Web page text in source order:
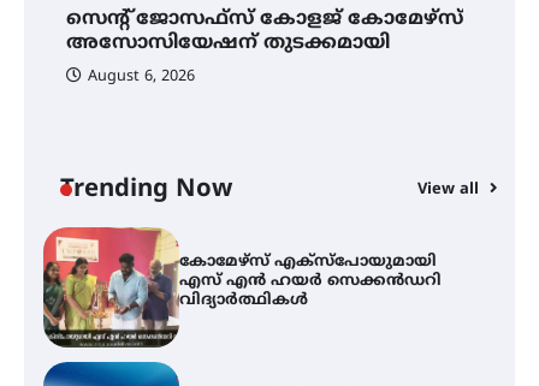
സെന്റ് ജോസഫ്സ് കോളജ് കോമേഴ്‌സ്
അസോസിയേഷന് തുടക്കമായി
August 6, 2026
Trending Now View all
കോമേഴ്‌സ് അസോസിയേഷന്
തുടക്കമായി
സർഗ്ഗസാഹിതി- കവിതാസംഗമം
2026 കവിതാ ചർച്ച കാട്ടൂർ, ടി. കെ.
ബാലൻ ഹാളിൽ 16ന്